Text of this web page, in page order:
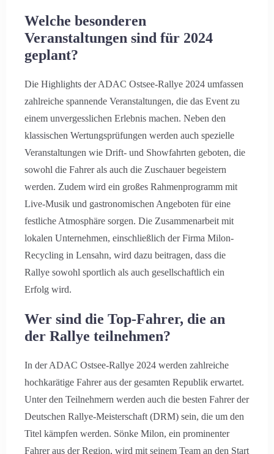
Welche besonderen
Veranstaltungen sind für 2024
geplant?
Die Highlights der ADAC Ostsee-Rallye 2024 umfassen
zahlreiche spannende Veranstaltungen, die das Event zu
einem unvergesslichen Erlebnis machen. Neben den
klassischen Wertungsprüfungen werden auch spezielle
Veranstaltungen wie Drift- und Showfahrten geboten, die
sowohl die Fahrer als auch die Zuschauer begeistern
werden. Zudem wird ein großes Rahmenprogramm mit
Live-Musik und gastronomischen Angeboten für eine
festliche Atmosphäre sorgen. Die Zusammenarbeit mit
lokalen Unternehmen, einschließlich der Firma Milon-
Recycling in Lensahn, wird dazu beitragen, dass die
Rallye sowohl sportlich als auch gesellschaftlich ein
Erfolg wird.
Wer sind die Top-Fahrer, die an
der Rallye teilnehmen?
In der ADAC Ostsee-Rallye 2024 werden zahlreiche
hochkarätige Fahrer aus der gesamten Republik erwartet.
Unter den Teilnehmern werden auch die besten Fahrer der
Deutschen Rallye-Meisterschaft (DRM) sein, die um den
Titel kämpfen werden. Sönke Milon, ein prominenter
Fahrer aus der Region, wird mit seinem Team an den Start